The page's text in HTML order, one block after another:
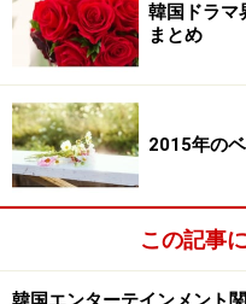
韓国ドラマ
まとめ
2015年の
この記事